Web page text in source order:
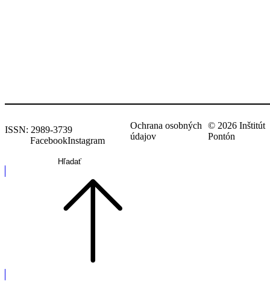
ISSN: 2989-3739
FacebookInstagram
Hľadať
Ochrana osobných
údajov
© 2026 Inštitút
Pontón